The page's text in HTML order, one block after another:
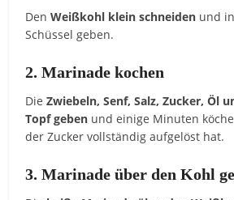
DenWeißkohl kleinschneiden und
Schüsselgeben.
2.Marinadekochen
DieZwiebeln,Senf,Salz,Zucker,Öl
Topfgeben undeinige Minuten
derZuckervollständigaufgelöst hat.
3.MarinadeüberdenKohl